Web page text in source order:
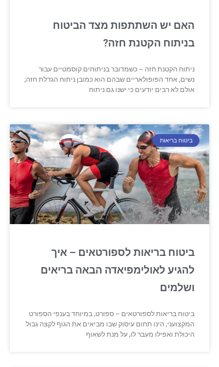
האם יש השתתפות מצד הביטוח
בניתוח הקטנת חזה?
ניתוח הקטנת חזה – כשמדובר בניתוחים קוסמטיים עבור
נשים, אחד הפופולאריים שבהם הוא כמובן ניתוח הגדלת חזה;
אולם לא רבים יודעים כי ישנו גם ניתוח
ביטוח בריאות
ביטוח בריאות לספורטאים – איך
להגיע לאולימפיאדה הבאה בריאים
ושלמים
ביטוח בריאות לספורטאים – ספורט, במיוחד בענפי הספורט
המקצועני, הינו תחום עיסוק שבו מביאים את הגוף לקצה גבול
היכולת ואפילו מעבר לו, על מנת לשאוף